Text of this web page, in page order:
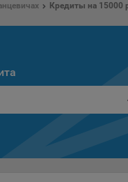
подходит к
положения о
) является одной
от 7 мая 2021 г. № 99-
Кредиты на 15000